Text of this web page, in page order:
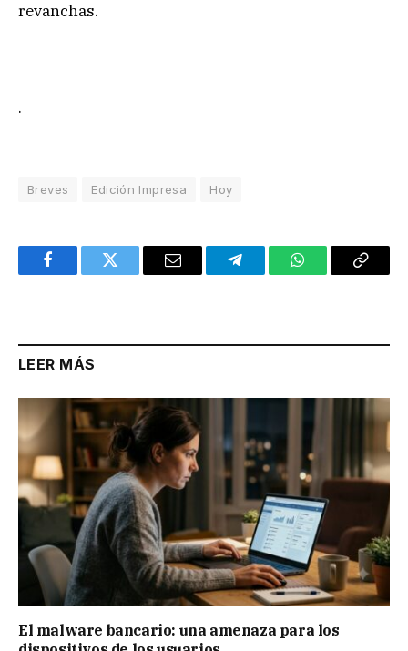
revanchas.
.
Breves Edición Impresa Hoy
FacebookTwitter Email TelegramWhatsAppCopy
LEER MÁS
El malware bancario: una amenaza para los